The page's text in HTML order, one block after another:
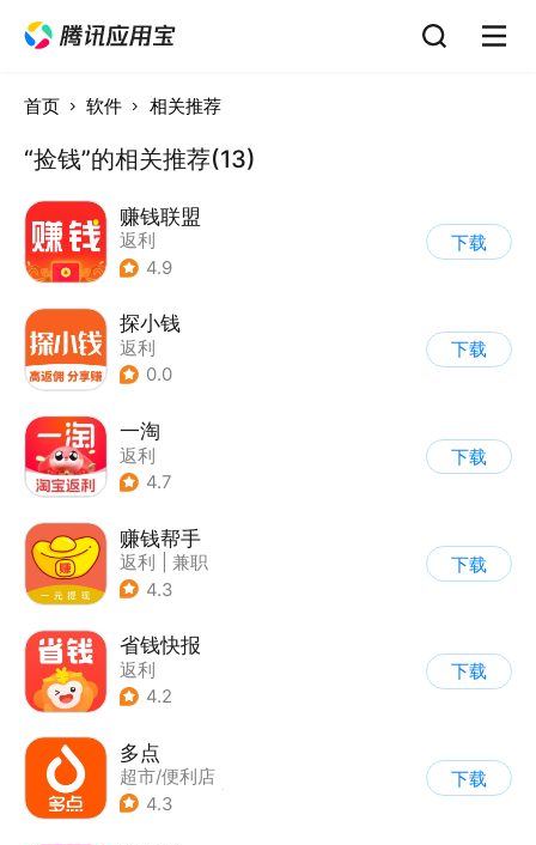
首页 软件 相关推荐
“捡钱”的相关推荐(13)
赚钱联盟
返利
4.9
下载
探小钱
返利
0.0
下载
一淘
返利
4.7
下载
赚钱帮手
返利
兼职
4.3
下载
省钱快报
返利
4.2
下载
多点
超市/便利店
| 生鲜/买菜
4.3
下载